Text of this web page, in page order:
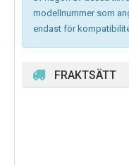
modellnummer som
endast för
FRAKTSÄTT